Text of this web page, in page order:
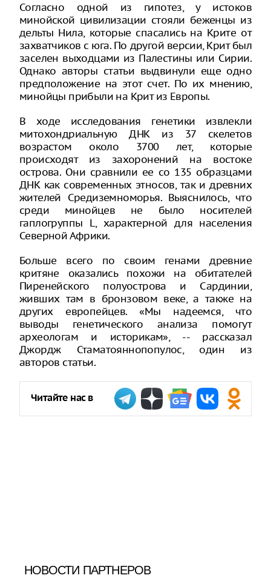
Согласно одной из гипотез, у истоков
минойской цивилизации стояли беженцы из
дельты Нила, которые спасались на Крите от
захватчиков с юга. По другой версии, Крит был
заселен выходцами из Палестины или Сирии.
Однако авторы статьи выдвинули еще одно
предположение на этот счет. По их мнению,
минойцы прибыли на Крит из Европы.
В ходе исследования генетики извлекли
митохондриальную ДНК из 37 скелетов
возрастом около 3700 лет, которые
происходят из захоронений на востоке
острова. Они сравнили ее со 135 образцами
ДНК как современных этносов, так и древних
жителей Средиземноморья. Выяснилось, что
среди минойцев не было носителей
гаплогруппы L, характерной для населения
Северной Африки.
Больше всего по своим генами древние
критяне оказались похожи на обитателей
Пиренейского полуострова и Сардинии,
живших там в бронзовом веке, а также на
других европейцев. «Мы надеемся, что
выводы генетического анализа помогут
археологам и историкам», -- рассказал
Джордж Стаматояннопопулос, один из
авторов статьи.
Читайте нас в